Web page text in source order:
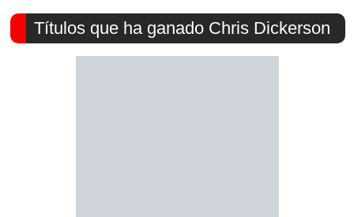
Títulos que ha ganado Chris Dickerson